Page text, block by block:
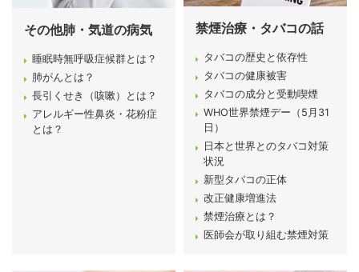
その他肺・気道の病気
睡眠時無呼吸症候群とは？
肺がんとは？
長引くせき（咳嗽）とは？
アレルギー性鼻炎・花粉症
とは？
禁煙治療・タバコの話
タバコの歴史と依存性
タバコの健康被害
タバコの成分と受動喫煙
WHO世界禁煙デー（5月31
日）
日本と世界とのタバコ対策
状況
新型タバコの正体
改正健康増進法
禁煙治療とは？
医師会が取り組む禁煙対策